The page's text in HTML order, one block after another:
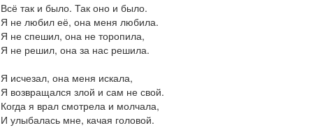
Всё так и было. Так оно и было.
Я не любил её, она меня любила.
Я не спешил, она не торопила,
Я не решил, она за нас решила.
Я исчезал, она меня искала,
Я возвращался злой и сам не свой.
Когда я врал смотрела и молчала,
И улыбалась мне, качая головой.